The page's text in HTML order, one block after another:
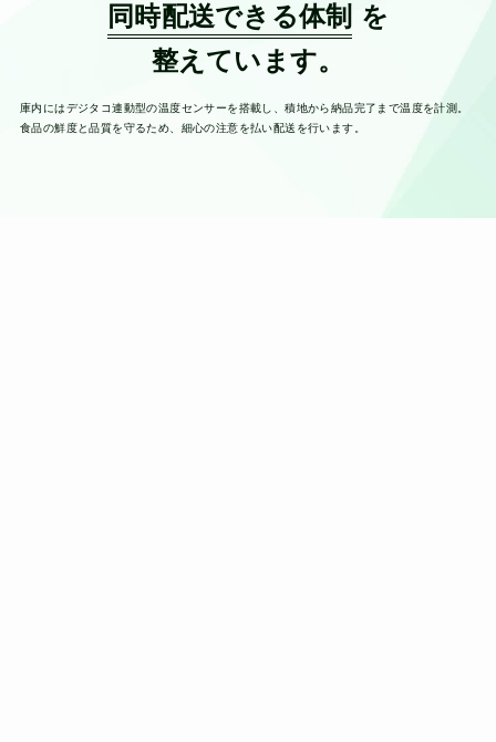
同時配送できる体制 を
整えています。
庫内にはデジタコ連動型の温度センサーを搭載し、積地から納品完了まで温度を計測。
食品の鮮度と品質を守るため、細心の注意を払い配送を行います。